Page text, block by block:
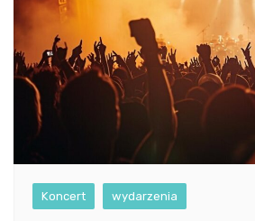
Koncert wydarzenia